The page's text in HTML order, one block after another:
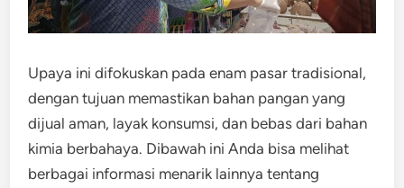
Upaya ini difokuskan pada enam pasar tradisional,
dengan tujuan memastikan bahan pangan yang
dijual aman, layak konsumsi, dan bebas dari bahan
kimia berbahaya. Dibawah ini Anda bisa melihat
berbagai informasi menarik lainnya tentang